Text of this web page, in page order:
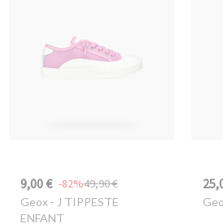
9,00 € 49,90 €
-82%
Geox- J TIPPESTE
ENFANT